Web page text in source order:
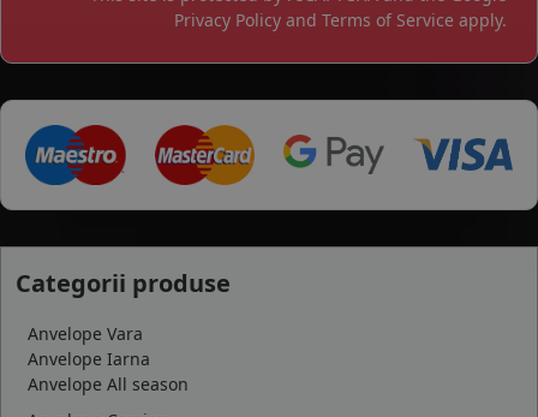
Privacy Policy and Terms of Service apply.
Categorii produse
Anvelope Vara
Anvelope Iarna
Anvelope All season